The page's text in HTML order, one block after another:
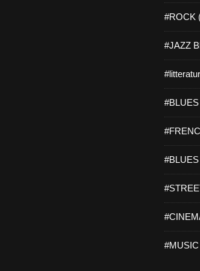
#ROCK
#JAZZ